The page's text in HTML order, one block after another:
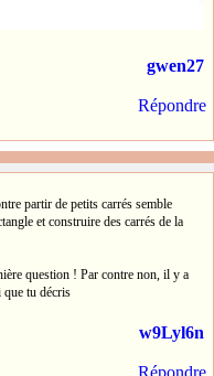
gwen27
Répondre
partir de petits carrés semble
et construire des carrés de la
question ! Par contre non, il y a
que tu décris
w9Lyl6n
Répondre